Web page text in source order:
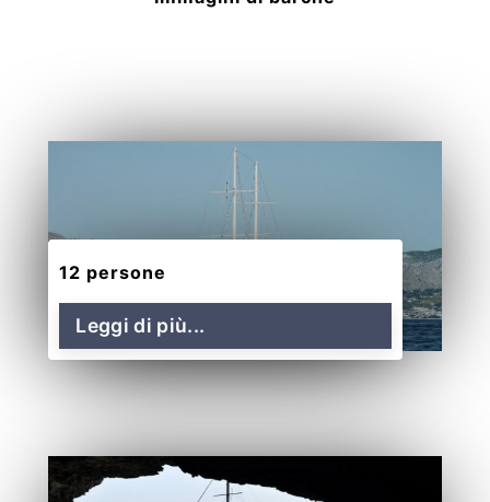
12 persone
Leggi di più...